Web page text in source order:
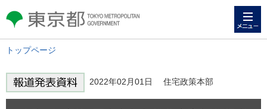
東京都 TOKYO METROPOLITAN
GOVERNMENT
トップページ
2022年02月01日 住宅政策本部